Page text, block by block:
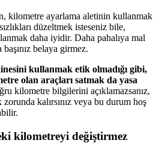
kilometre ayarlama aletinin kullanmak
düzeltmek isteseniz bile,
daha iyidir. Daha pahalıya mal
belaya girmez.
kullanmak etik olmadığı gibi,
olan araçları satmak da yasa
kilometre bilgilerini açıklamazsanız,
kalırsınız veya bu durum hoş
kilometreyi değiştirmez